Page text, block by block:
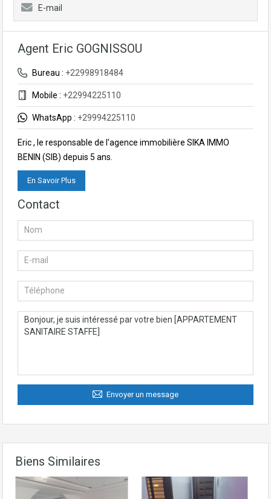
E-mail
Agent Eric GOGNISSOU
Bureau : +22998918484
Mobile : +22994225110
WhatsApp : +29994225110
Eric , le responsable de l'agence immobilière SIKA IMMO
BENIN (SIB) depuis 5 ans.
En Savoir Plus
Contact
Envoyer un message
Biens Similaires